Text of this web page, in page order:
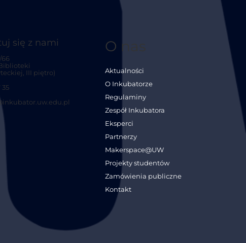
się z nami
66
III piętro)
35
O nas
Aktualności
O Inkubatorze
Regulaminy
Zespół Inkubatora
Eksperci
Partnerzy
Makerspace@UW
Projekty studentów
Zamówienia publiczne
Kontakt